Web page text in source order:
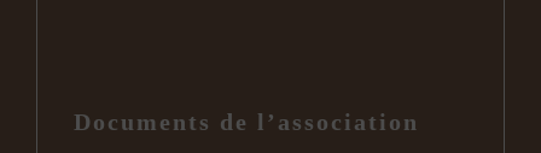
Documents de l’association